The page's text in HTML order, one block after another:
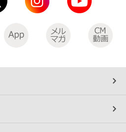
ング（店舗限定）
アリング（店舗限定）
舗限定）